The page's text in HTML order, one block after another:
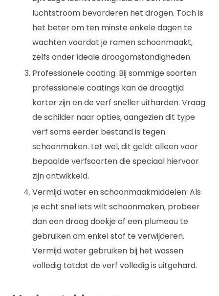
luchtstroom bevorderen het drogen. Toch is
het beter om ten minste enkele dagen te
wachten voordat je ramen schoonmaakt,
zelfs onder ideale droogomstandigheden.
Professionele coating: Bij sommige soorten
professionele coatings kan de droogtijd
korter zijn en de verf sneller uitharden. Vraag
de schilder naar opties, aangezien dit type
verf soms eerder bestand is tegen
schoonmaken. Let wel, dit geldt alleen voor
bepaalde verfsoorten die speciaal hiervoor
zijn ontwikkeld.
Vermijd water en schoonmaakmiddelen: Als
je echt snel iets wilt schoonmaken, probeer
dan een droog doekje of een plumeau te
gebruiken om enkel stof te verwijderen.
Vermijd water gebruiken bij het wassen
volledig totdat de verf volledig is uitgehard.